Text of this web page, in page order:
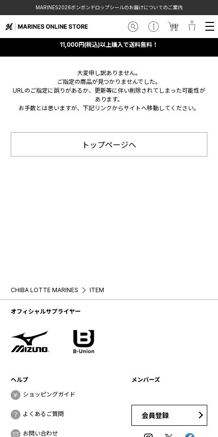
MARINES2026ボンボンドロップシールのお届けについてのご案内
11,000円(税込)以上購入で送料無料！
大変申し訳ありません。
ご指定の商品が見つかりませんでした。
URLのご指定に誤りがあるか、更新等に伴い削除されてしまった可能性が
あります。
お手数とは思いますが、下記リンクからサイトへ移動してください。
トップページへ
CHIBA LOTTE MARINES ITEM
オフィシャルサプライヤー
ヘルプ
ショッピングガイド
よくあるご質問
お問い合わせ
メンバーズ
会員登録